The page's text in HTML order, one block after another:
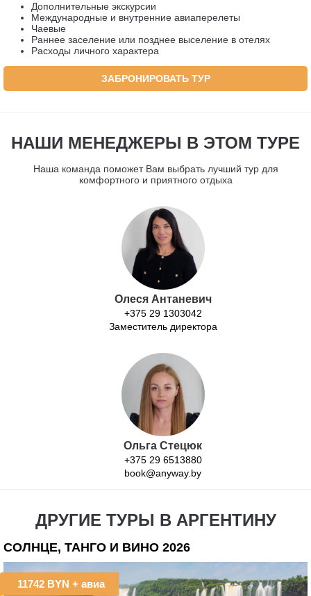
Дополнительные экскурсии
Международные и внутренние авиаперелеты
Чаевые
Раннее заселение или позднее выселение в отелях
Расходы личного характера
ЗАБРОНИРОВАТЬ ТУР
НАШИ МЕНЕДЖЕРЫ В ЭТОМ ТУРЕ
Наша команда поможет Вам выбрать лучший тур для
комфортного и приятного отдыха
Олеся Антаневич
+375 29 1303042
Заместитель директора
Ольга Стецюк
+375 29 6513880
book@anyway.by
ДРУГИЕ ТУРЫ В АРГЕНТИНУ
СОЛНЦЕ, ТАНГО И ВИНО 2026
11742 BYN + авиа